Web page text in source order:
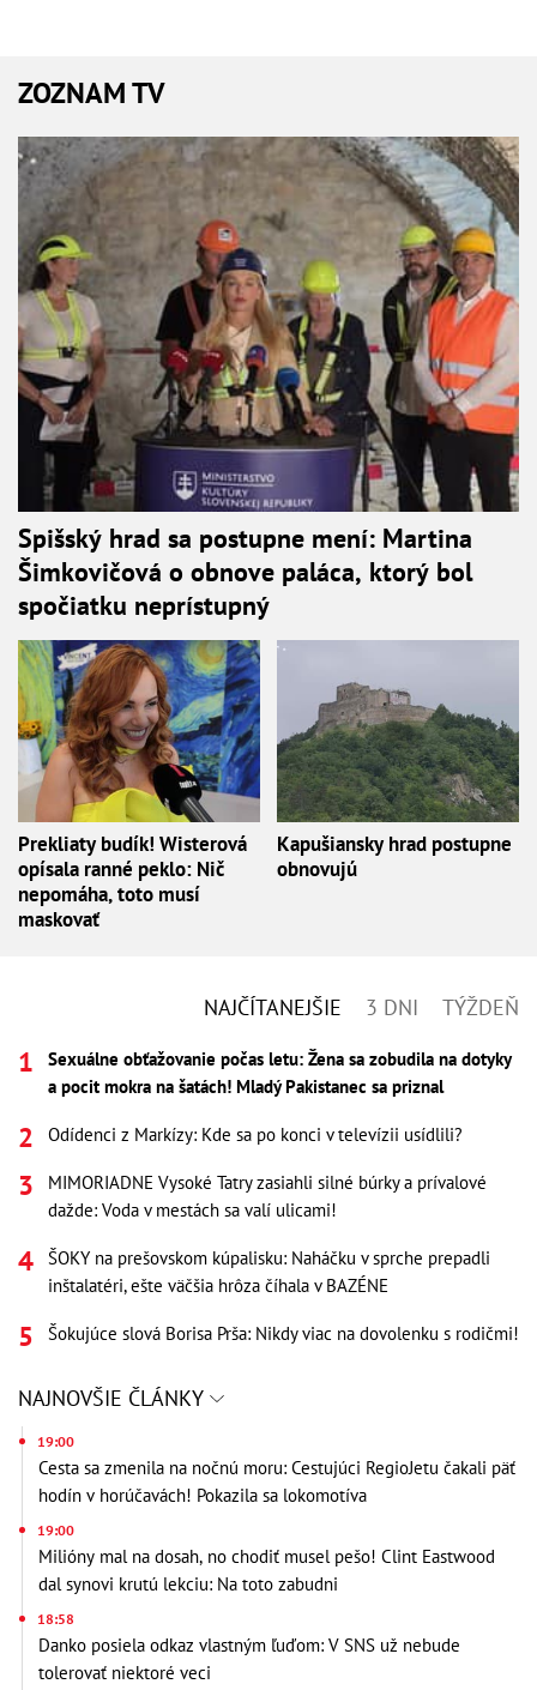
ZOZNAM TV
Spišský hrad sa postupne mení: Martina
Šimkovičová o obnove paláca, ktorý bol
spočiatku neprístupný
Prekliaty budík! Wisterová
opísala ranné peklo: Nič
nepomáha, toto musí
maskovať
Kapušiansky hrad postupne
obnovujú
NAJČÍTANEJŠIE 3 DNI TÝŽDEŇ
Sexuálne obťažovanie počas letu: Žena sa zobudila na dotyky
a pocit mokra na šatách! Mladý Pakistanec sa priznal
Odídenci z Markízy: Kde sa po konci v televízii usídlili?
MIMORIADNE Vysoké Tatry zasiahli silné búrky a prívalové
dažde: Voda v mestách sa valí ulicami!
ŠOKY na prešovskom kúpalisku: Naháčku v sprche prepadli
inštalatéri, ešte väčšia hrôza číhala v BAZÉNE
Šokujúce slová Borisa Prša: Nikdy viac na dovolenku s rodičmi!
NAJNOVŠIE ČLÁNKY
19:00
Cesta sa zmenila na nočnú moru: Cestujúci RegioJetu čakali päť
hodín v horúčavách! Pokazila sa lokomotíva
19:00
Milióny mal na dosah, no chodiť musel pešo! Clint Eastwood
dal synovi krutú lekciu: Na toto zabudni
18:58
Danko posiela odkaz vlastným ľuďom: V SNS už nebude
tolerovať niektoré veci